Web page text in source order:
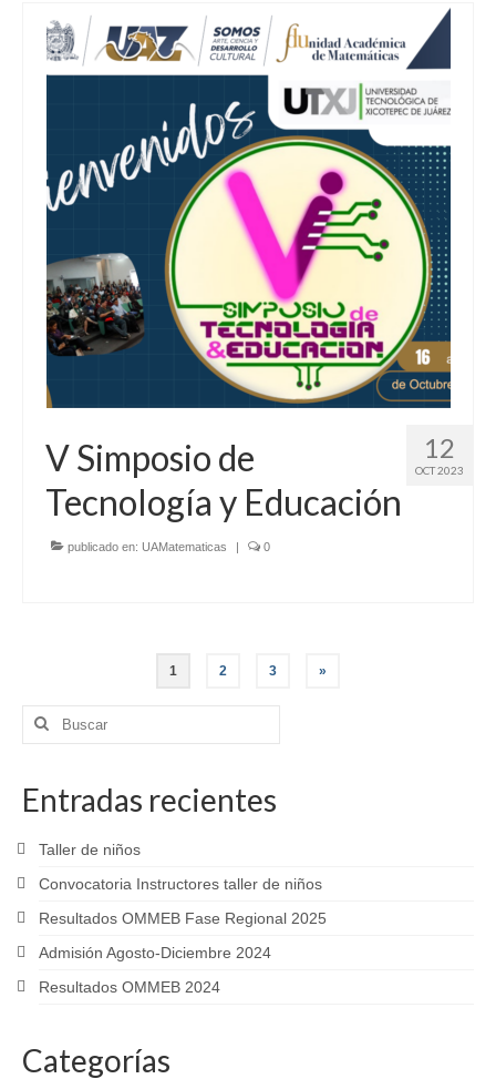
12
OCT 2023
V Simposio de
Tecnología y Educación
publicado en: UAMatematicas | 0
Paginación
de
entradas
1 2 3 »
Buscar
Entradas recientes
Taller de niños
Convocatoria Instructores taller de niños
Resultados OMMEB Fase Regional 2025
Admisión Agosto-Diciembre 2024
Resultados OMMEB 2024
Categorías